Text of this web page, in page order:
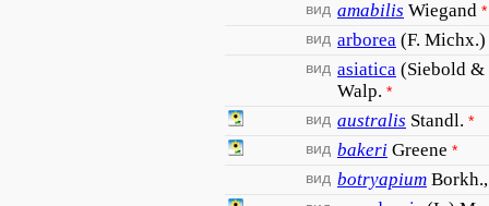
вид amabilis Wiegand *
вид arborea (F. Michx.)
вид asiatica (Siebold &
Walp. *
вид australis Standl. *
вид bakeri Greene *
вид botryapium